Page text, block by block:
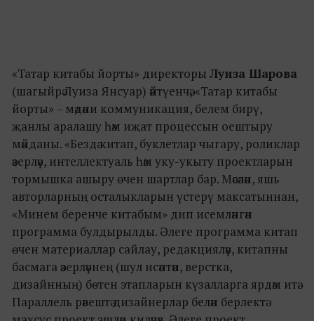
«Татар китабы йорты» директоры Луиза Шарова
(шагыйрә Луиза Янсуар) әйтүенчә, «Татар китабы
йорты» – мәдәни коммуникация, белем бирү,
җанлы аралашу һәм иҗат процессын оештыру
мәйданы. «Бездә китап, буклетлар чыгару, роликлар
әзерләү, интеллектуаль һәм уку-укыту проектларын
тормышка ашыру өчен шартлар бар. Мәсәлән, яшь
авторларның осталыкларын үстерү максатыннан,
«Минем беренче китабым» дип исемләнгән
программа булдырылды. Әлеге программа китап
өчен материаллар сайлау, редакцияләү, китапны
басмага әзерләүнең (шул исәптән, верстка,
дизайнның) бөтен этапларын күзалларга ярдәм итә.
Параллель рәвештә дизайнерлар белән берлектә